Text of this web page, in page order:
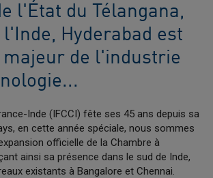
l'État du Télangana,
l'Inde, Hyderabad est
majeur de l'industrie
Inde (IFCCI) fête ses 45 ans depuis sa
en cette année spéciale, nous sommes
officielle de la Chambre à
ainsi sa présence dans le sud de Inde,
existants à Bangalore et Chennai.